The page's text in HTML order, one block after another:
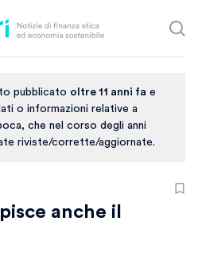
pubblicato oltre 11 anni fa e
o informazioni relative a
che nel corso degli anni
riviste/corrette/aggiornate.
anche il